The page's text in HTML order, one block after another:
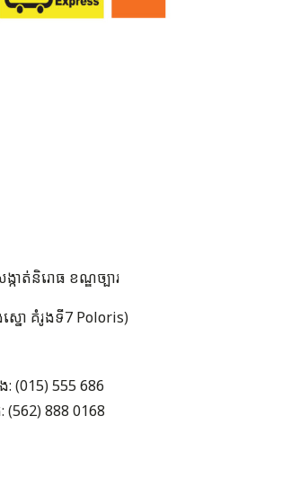
កាត់និរោធ ខណ្ឌច្បារ
នោ គំរូងទី7 Poloris)
(015) 555 686
(562) 888 0168